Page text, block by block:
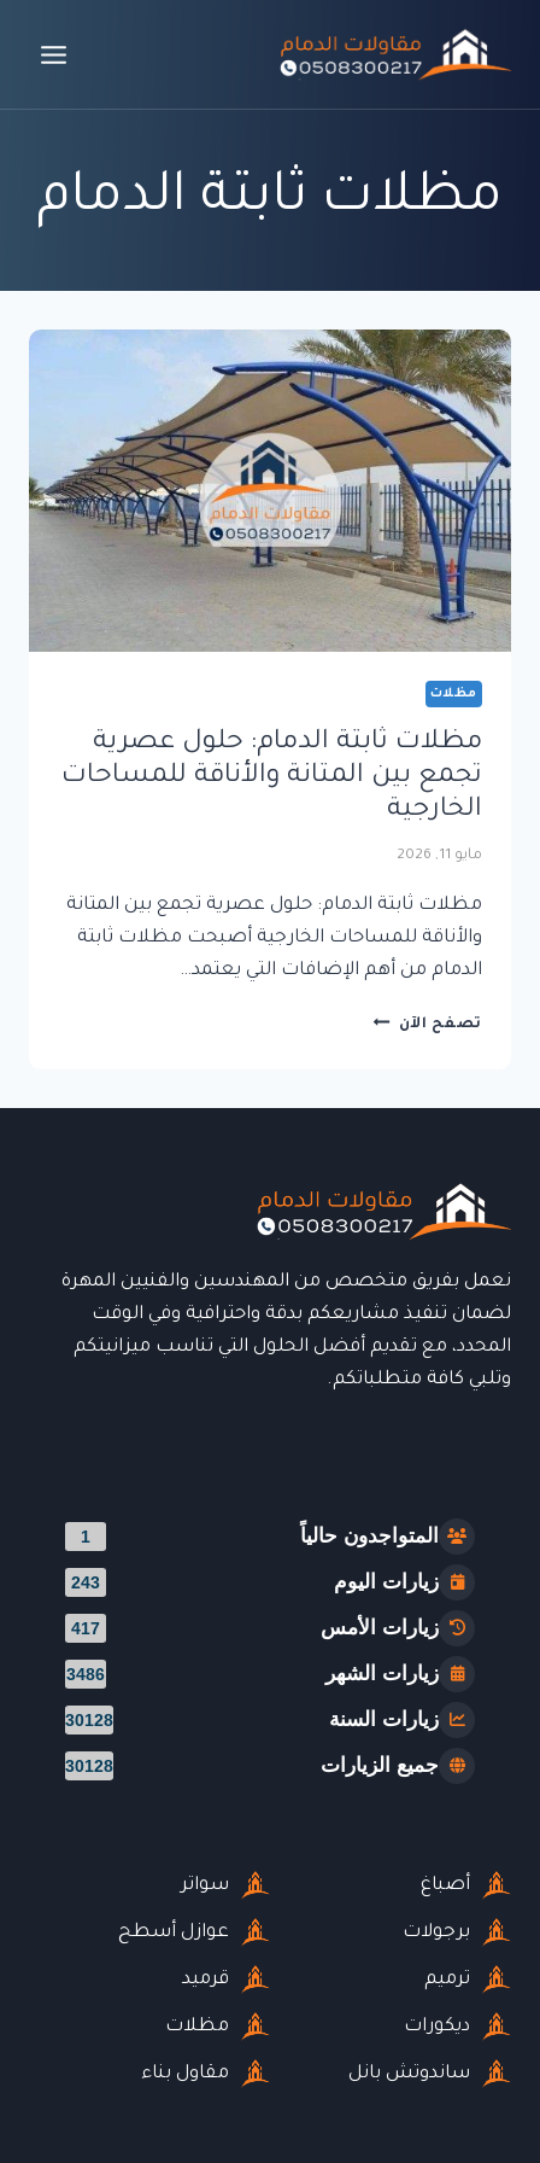
مظلات ثابتة الدمام
مظلات
مظلات ثابتة الدمام: حلول عصرية
تجمع بين المتانة والأناقة للمساحات
الخارجية
مايو 11, 2026
مظلات ثابتة الدمام: حلول عصرية تجمع بين المتانة
والأناقة للمساحات الخارجية أصبحت مظلات ثابتة
الدمام من أهم الإضافات التي يعتمد…
تصفح الآن مظلات
المتانة
والأناقة
الخارجية
نعمل بفريق متخصص من المهندسين والفنيين المهرة
لضمان تنفيذ مشاريعكم بدقة واحترافية وفي الوقت
المحدد، مع تقديم أفضل الحلول التي تناسب ميزانيتكم
وتلبي كافة متطلباتكم.
المتواجدون حالياً 1
زيارات اليوم 243
زيارات الأمس 417
زيارات الشهر 3486
زيارات السنة 30128
جميع الزيارات 30128
أصباغ
برجولات
ترميم
ديكورات
ساندوتش بانل
سواتر
عوازل أسطح
قرميد
مظلات
مقاول بناء